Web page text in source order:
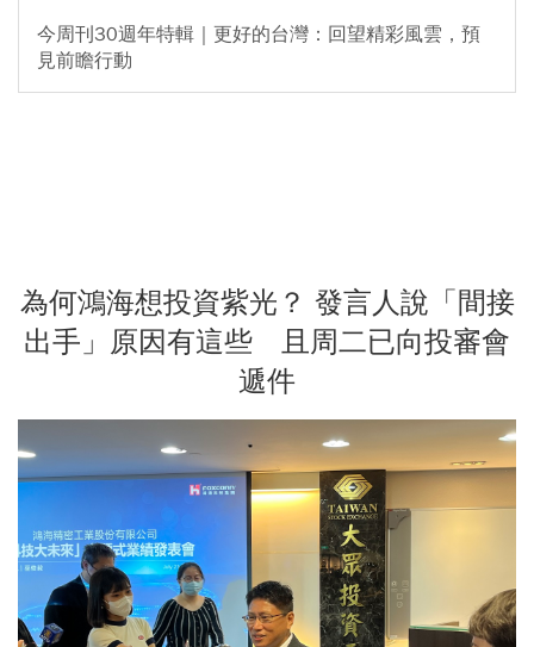
今周刊30週年特輯｜更好的台灣：回望精彩風雲，預
見前瞻行動
為何鴻海想投資紫光？ 發言人說「間接
出手」原因有這些 且周二已向投審會
遞件